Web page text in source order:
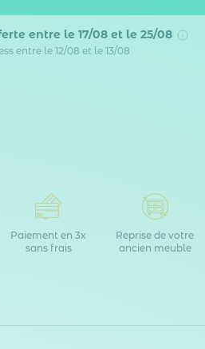
entre le 17/08 et le 25/08
entre le 12/08 et le 13/08
Paiement en 3x
sans frais
Reprise de votre
ancien meuble